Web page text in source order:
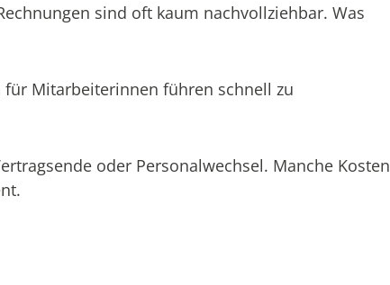
sind oft kaum nachvollziehbar. Was
Mitarbeiterinnen führen schnell zu
oder Personalwechsel. Manche Kosten